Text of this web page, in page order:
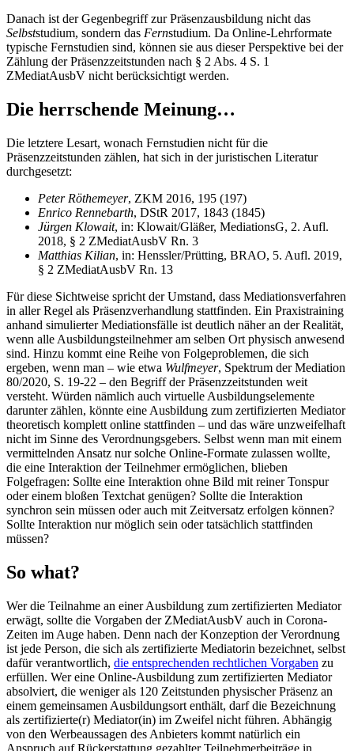
Danach ist der Gegenbegriff zur Präsenzausbildung nicht das
Selbststudium, sondern das Fernstudium. Da Online-Lehrformate
typische Fernstudien sind, können sie aus dieser Perspektive bei der
Zählung der Präsenzzeitstunden nach § 2 Abs. 4 S. 1
ZMediatAusbV nicht berücksichtigt werden.
Die herrschende Meinung…
Die letztere Lesart, wonach Fernstudien nicht für die
Präsenzzeitstunden zählen, hat sich in der juristischen Literatur
durchgesetzt:
Peter Röthemeyer, ZKM 2016, 195 (197)
Enrico Rennebarth, DStR 2017, 1843 (1845)
Jürgen Klowait, in: Klowait/Gläßer, MediationsG, 2. Aufl.
2018, § 2 ZMediatAusbV Rn. 3
Matthias Kilian, in: Henssler/Prütting, BRAO, 5. Aufl. 2019,
§ 2 ZMediatAusbV Rn. 13
Für diese Sichtweise spricht der Umstand, dass Mediationsverfahren
in aller Regel als Präsenzverhandlung stattfinden. Ein Praxistraining
anhand simulierter Mediationsfälle ist deutlich näher an der Realität,
wenn alle Ausbildungsteilnehmer am selben Ort physisch anwesend
sind. Hinzu kommt eine Reihe von Folgeproblemen, die sich
ergeben, wenn man – wie etwa Wulfmeyer, Spektrum der Mediation
80/2020, S. 19-22 – den Begriff der Präsenzzeitstunden weit
versteht. Würden nämlich auch virtuelle Ausbildungselemente
darunter zählen, könnte eine Ausbildung zum zertifizierten Mediator
theoretisch komplett online stattfinden – und das wäre unzweifelhaft
nicht im Sinne des Verordnungsgebers. Selbst wenn man mit einem
vermittelnden Ansatz nur solche Online-Formate zulassen wollte,
die eine Interaktion der Teilnehmer ermöglichen, blieben
Folgefragen: Sollte eine Interaktion ohne Bild mit reiner Tonspur
oder einem bloßen Textchat genügen? Sollte die Interaktion
synchron sein müssen oder auch mit Zeitversatz erfolgen können?
Sollte Interaktion nur möglich sein oder tatsächlich stattfinden
müssen?
So what?
Wer die Teilnahme an einer Ausbildung zum zertifizierten Mediator
erwägt, sollte die Vorgaben der ZMediatAusbV auch in Corona-
Zeiten im Auge haben. Denn nach der Konzeption der Verordnung
ist jede Person, die sich als zertifizierte Mediatorin bezeichnet, selbst
dafür verantwortlich, die entsprechenden rechtlichen Vorgaben zu
erfüllen. Wer eine Online-Ausbildung zum zertifizierten Mediator
absolviert, die weniger als 120 Zeitstunden physischer Präsenz an
einem gemeinsamen Ausbildungsort enthält, darf die Bezeichnung
als zertifizierte(r) Mediator(in) im Zweifel nicht führen. Abhängig
von den Werbeaussagen des Anbieters kommt natürlich ein
Anspruch auf Rückerstattung gezahlter Teilnehmerbeiträge in